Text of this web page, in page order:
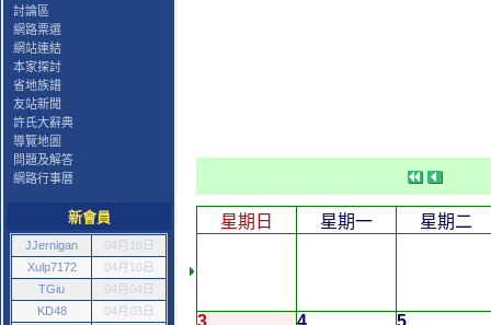
討論區
網路票選
網站連結
本家探討
省地族譜
友站新聞
許氏大辭典
導覽地圖
問題及解答
網路行事曆
新會員
JJernigan
04月10日
Xulp7172
04月10日
TGiu
04月04日
KD48
04月03日
星期日 星期一 星期二
3 4 5